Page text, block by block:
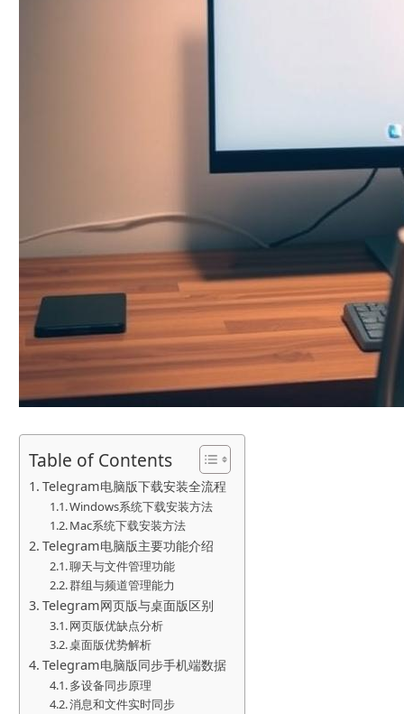
Table of Contents
Telegram电脑版下载安装全流程
Windows系统下载安装方法
Mac系统下载安装方法
Telegram电脑版主要功能介绍
聊天与文件管理功能
群组与频道管理能力
Telegram网页版与桌面版区别
网页版优缺点分析
桌面版优势解析
Telegram电脑版同步手机端数据
多设备同步原理
消息和文件实时同步